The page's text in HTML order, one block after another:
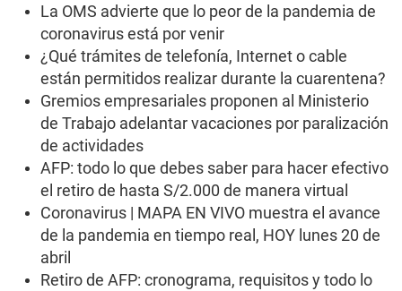
La OMS advierte que lo peor de la pandemia de
coronavirus está por venir
¿Qué trámites de telefonía, Internet o cable
están permitidos realizar durante la cuarentena?
Gremios empresariales proponen al Ministerio
de Trabajo adelantar vacaciones por paralización
de actividades
AFP: todo lo que debes saber para hacer efectivo
el retiro de hasta S/2.000 de manera virtual
Coronavirus | MAPA EN VIVO muestra el avance
de la pandemia en tiempo real, HOY lunes 20 de
abril
Retiro de AFP: cronograma, requisitos y todo lo